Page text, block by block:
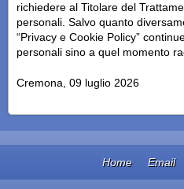
richiedere al Titolare del
personali. Salvo quanto
“Privacy e Cookie Policy”
personali sino a quel momento
Cremona, 09 luglio 2026
Home Email